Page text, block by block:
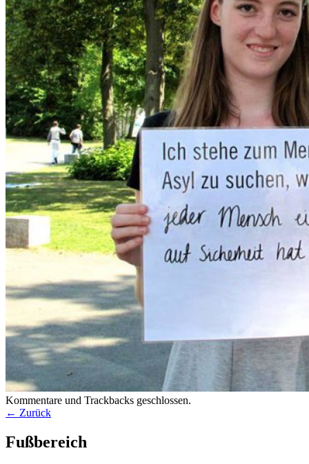
Kommentare und Trackbacks geschlossen.
← Zurück
Fußbereich